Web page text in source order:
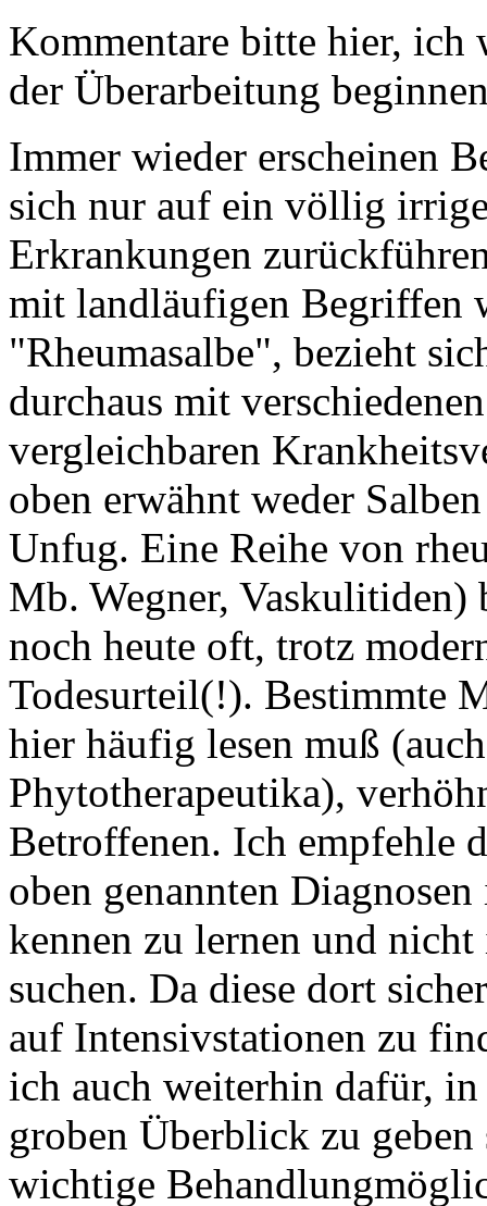
Kommentare bitte hier,
der Überarbeitung
Immer wieder erscheinen
sich nur auf ein völlig
Erkrankungen
mit landläufigen Begriffen
"Rheumasalbe", bezieht
durchaus mit
vergleichbaren
oben erwähnt weder
Unfug. Eine Reihe von
Mb. Wegner, Vaskulitiden)
noch heute oft, trotz
Todesurteil(!). Bestimmte
hier häufig lesen muß
Phytotherapeutika),
Betroffenen. Ich empfehle
oben genannten
kennen zu lernen und
suchen. Da diese dort
auf Intensivstationen zu
ich auch weiterhin dafür,
groben Überblick zu
wichtige